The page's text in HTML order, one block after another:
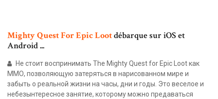
MightyQuestFor EpicLootdébarque sur iOS et
Android ...
Не стоит воспринимать The Mighty Quest for Epic Loot как
ММО, позволяющую затеряться в нарисованном мире и
забыть о реальной жизни на часы, дни и годы. Это веселое и
небезынтересное занятие, которому можно предаваться